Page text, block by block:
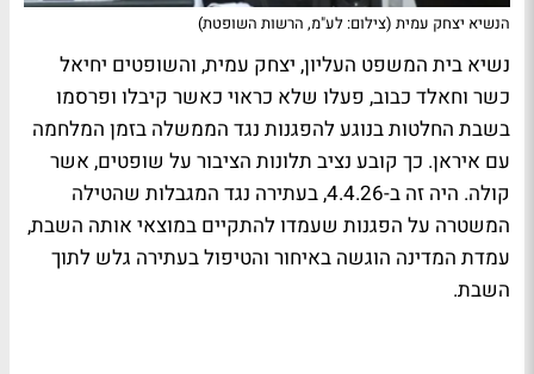
הנשיא יצחק עמית (צילום: לע"מ, הרשות השופטת)
נשיא בית המשפט העליון, יצחק עמית, והשופטים יחיאל
כשר וחאלד כבוב, פעלו שלא כראוי כאשר קיבלו ופרסמו
בשבת החלטות בנוגע להפגנות נגד הממשלה בזמן המלחמה
עם איראן. כך קובע נציב תלונות הציבור על שופטים, אשר
קולה. היה זה ב-4.4.26, בעתירה נגד המגבלות שהטילה
המשטרה על הפגנות שעמדו להתקיים במוצאי אותה השבת,
עמדת המדינה הוגשה באיחור והטיפול בעתירה גלש לתוך
השבת.